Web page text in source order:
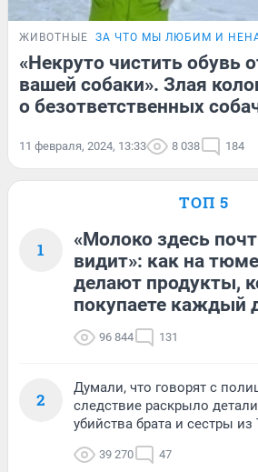
ЖИВОТНЫЕ ЗА ЧТО МЫ ЛЮБИМ И
«Некруто чистить обувь
вашей собаки». Злая
о безответственных
11 февраля, 2024, 13:33 8 038 184
ТОП 5
1
«Молоко здесь
видит»: как на
делают продукты,
покупаете каждый
96 844 131
2
Думали, что говорят с
следствие раскрыло
убийства брата и сестры
39 270 47